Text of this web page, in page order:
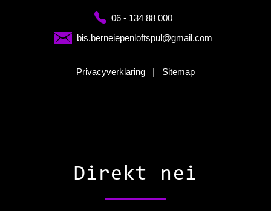
06 - 134 88 000
bis.berneiepenloftspul@gmail.com
Privacyverklaring Sitemap
Direkt nei